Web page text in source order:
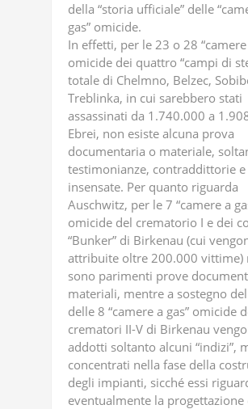
della “storia ufficiale” delle
gas” omicide.
In effetti, per le 23 o 28 “camere
omicide dei quattro “campi di
totale di Chelmno, Belzec,
Treblinka, in cui sarebbero stati
assassinati da 1.740.000 a
Ebrei, non esiste alcuna prova
documentaria o materiale,
testimonianze, contraddittorie e
insensate. Per quanto riguarda
Auschwitz, per le 7 “camere a
omicide del crematorio I e dei
“Bunker” di Birkenau (cui
attribuite oltre 200.000 vittime)
sono parimenti prove
materiali, mentre a sostegno
delle 8 “camere a gas” omicide
crematori II-V di Birkenau
addotti soltanto alcuni “indizi”,
concentrati nella fase della
degli impianti, sicché essi
eventualmente la progettazione